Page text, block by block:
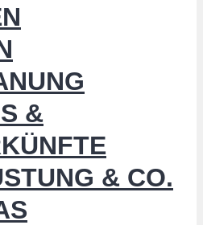
&
& CO.